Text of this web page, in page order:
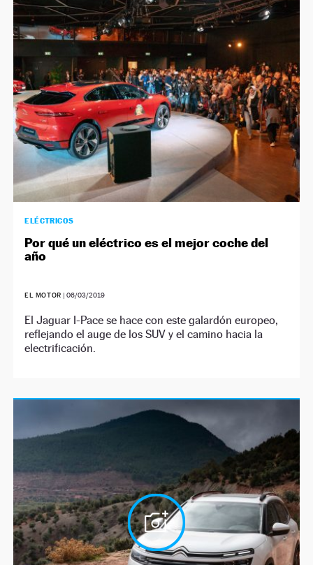
NEWSLETTER
ELÉCTRICOS
Por qué un eléctrico es el mejor coche del
año
EL MOTOR | 06/03/2019
El Jaguar I-Pace se hace con este galardón europeo,
reflejando el auge de los SUV y el camino hacia la
electrificación.